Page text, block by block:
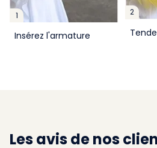
1
Insérez l'armature
2
Les avis de nos